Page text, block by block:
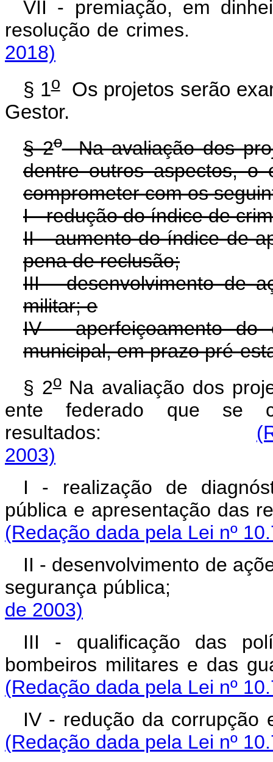
VII - premiação, em
resolução de
2018)
§ 1oOs projetos serão
Gestor.
§ 2oNa avaliação dos
dentre outros aspectos, o
comprometer com os
I - redução do índice de
II - aumento do índice de
pena de reclusão;
III - desenvolvimento de
militar; e
IV - aperfeiçoamento do
municipal, em prazo pré-
§ 2oNa avaliação dos
ente federado que se
resultados:
2003)
I - realização de
pública e
(Redação dada pela Lei nº
II - desenvolvimento de
segurança
de 2003)
III - qualificação das
bombeiros militares
(Redação dada pela Lei nº
IV - redução da
(Redação dada pela Lei nº